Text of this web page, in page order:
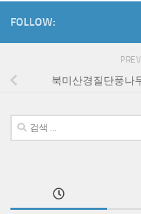
FOLLOW:
북미산경질단풍나
검
색: